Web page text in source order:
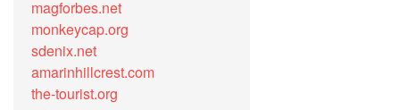
magforbes.net
monkeycap.org
sdenix.net
amarinhillcrest.com
the-tourist.org